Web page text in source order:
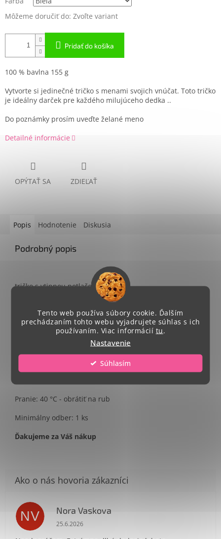
Tento web používa súbory cookie. Ďalším
prechádzaním tohto webu vyjadrujete súhlas s ich
používaním. Viac informácií tu.
Nastavenie
Súhlasím
Môžeme doručiť do: Zvoľte variant
Pridať do košíka
100 % bavlna 155 g
Vytvorte si jedinečné tričko s menami svojich vnúčat. Toto tričko
je ideálny darček pre každého milujúceho dedka ..
Do poznámky prosím uveďte želané meno
Detailné informácie
OPÝTAŤ SA ZDIEĽAŤ
Popis Hodnotenie Diskusia
Podrobný popis
tričko s vtipnou potlačou
Strih - unisex
Celkový rozmer potlače A4.
Umiestnenie potlače- na stred trička
Pranie: 40 °C - obrátiť na rub
Minimálny odber: 1 ks
Ďakujeme za Váš nákup
NV Nora Vaskova
Hodnotenie obchodu je 1 z 5 hviezdičiek.
25.6.2026